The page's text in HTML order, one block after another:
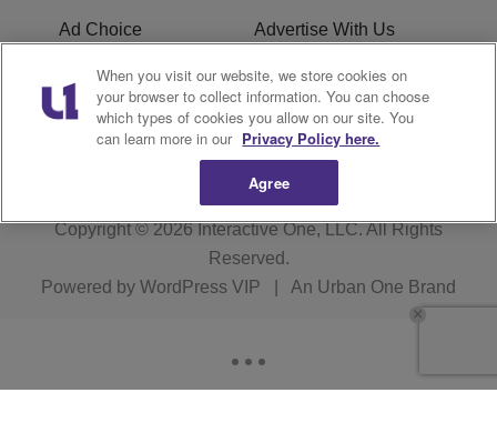
Ad Choice Advertise With Us
Terms of Service R1 Digital
Closed Captioning
Copyright © 2026Interactive One, LLC. All Rights
Reserved.
Powered by WordPress VIP An Urban One Brand
When you visit our website, we store cookies on
your browser to collect information. You can choose
which types of cookies you allow on our site. You
can learn more in our Privacy Policy here.
Agree